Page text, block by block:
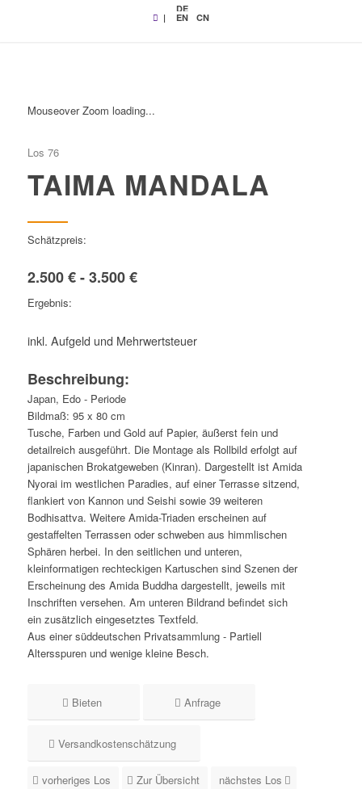
|
DE
EN CN
Mouseover Zoom loading...
Los 76
TAIMA MANDALA
Schätzpreis:
2.500 € - 3.500 €
Ergebnis:
inkl. Aufgeld und Mehrwertsteuer
Beschreibung:
Japan, Edo - Periode
Bildmaß: 95 x 80 cm
Tusche, Farben und Gold auf Papier, äußerst fein und
detailreich ausgeführt. Die Montage als Rollbild erfolgt auf
japanischen Brokatgeweben (Kinran). Dargestellt ist Amida
Nyorai im westlichen Paradies, auf einer Terrasse sitzend,
flankiert von Kannon und Seishi sowie 39 weiteren
Bodhisattva. Weitere Amida-Triaden erscheinen auf
gestaffelten Terrassen oder schweben aus himmlischen
Sphären herbei. In den seitlichen und unteren,
kleinformatigen rechteckigen Kartuschen sind Szenen der
Erscheinung des Amida Buddha dargestellt, jeweils mit
Inschriften versehen. Am unteren Bildrand befindet sich
ein zusätzlich eingesetztes Textfeld.
Aus einer süddeutschen Privatsammlung - Partiell
Altersspuren und wenige kleine Besch.
Bieten Anfrage
Versandkostenschätzung
vorheriges Los Zur Übersicht nächstes Los